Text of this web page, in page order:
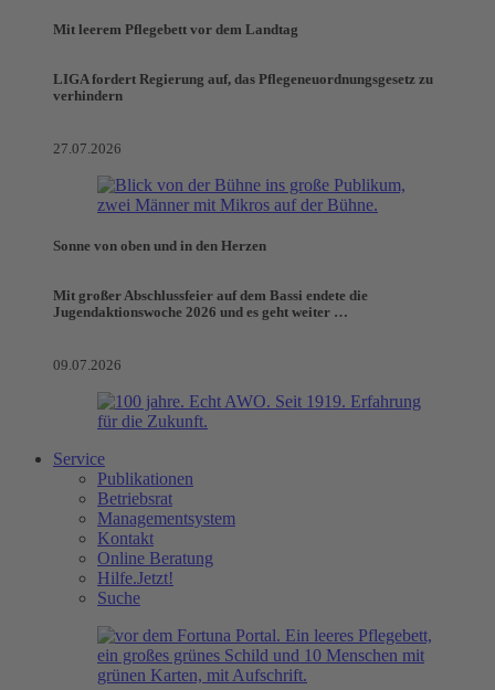
Mit leerem Pflegebett vor dem Landtag
LIGA fordert Regierung auf, das Pflegeneuordnungsgesetz zu
verhindern
27.07.2026
Sonne von oben und in den Herzen
Mit großer Abschlussfeier auf dem Bassi endete die
Jugendaktionswoche 2026 und es geht weiter …
09.07.2026
Service
Publikationen
Betriebsrat
Managementsystem
Kontakt
Online Beratung
Hilfe.Jetzt!
Suche